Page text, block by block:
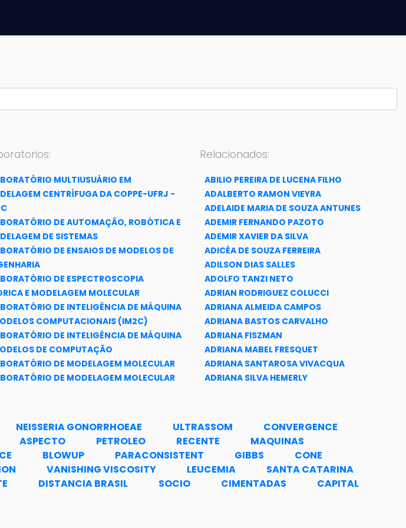
MULTIUSUÁRIO EM
CENTRÍFUGA DA COPPE-UFRJ -
DE AUTOMAÇÃO, ROBÓTICA E
DE SISTEMAS
DE ENSAIOS DE MODELOS DE
DE ESPECTROSCOPIA
E MODELAGEM MOLECULAR
DE INTELIGÊNCIA DE MÁQUINA
COMPUTACIONAIS (IM2C)
DE INTELIGÊNCIA DE MÁQUINA
DE COMPUTAÇÃO
DE MODELAGEM MOLECULAR
DE MODELAGEM MOLECULAR
Relacionados:
ABILIO PEREIRA DE LUCENA FILHO
ADALBERTO RAMON VIEYRA
ADELAIDE MARIA DE SOUZA ANTUNES
ADEMIR FERNANDO PAZOTO
ADEMIR XAVIER DA SILVA
ADICÉA DE SOUZA FERREIRA
ADILSON DIAS SALLES
ADOLFO TANZI NETO
ADRIAN RODRIGUEZ COLUCCI
ADRIANA ALMEIDA CAMPOS
ADRIANA BASTOS CARVALHO
ADRIANA FISZMAN
ADRIANA MABEL FRESQUET
ADRIANA SANTAROSA VIVACQUA
ADRIANA SILVA HEMERLY
ADRIANA DE OLIVEIRA GOMES
NEISSERIA GONORRHOEAE ULTRASSOM
CONVERGENCE
ASPECTO PETROLEO RECENTE
MAQUINAS
BLOWUP PARACONSISTENT GIBBS
CONE
VANISHING VISCOSITY LEUCEMIA
SANTA CATARINA
DISTANCIA BRASIL SOCIO CIMENTADAS CAPITAL